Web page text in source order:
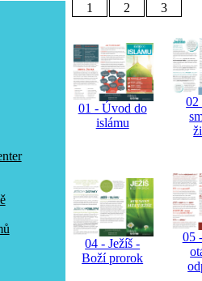
1
2 3
01 - Úvod do
islámu
02
04 - Ježíš -
Boží prorok
05